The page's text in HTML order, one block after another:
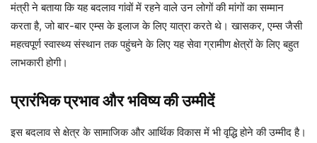
मंत्री ने बताया कि यह बदलाव गांवों में रहने वाले उन लोगों की मांगों का सम्मान
करता है, जो बार-बार एम्स के इलाज के लिए यात्रा करते थे। खासकर, एम्स जैसी
महत्वपूर्ण स्वास्थ्य संस्थान तक पहुंचने के लिए यह सेवा ग्रामीण क्षेत्रों के लिए बहुत
लाभकारी होगी।
प्रारंभिक प्रभाव और भविष्य की उम्मीदें
इस बदलाव से क्षेत्र के सामाजिक और आर्थिक विकास में भी वृद्धि होने की उम्मीद है।